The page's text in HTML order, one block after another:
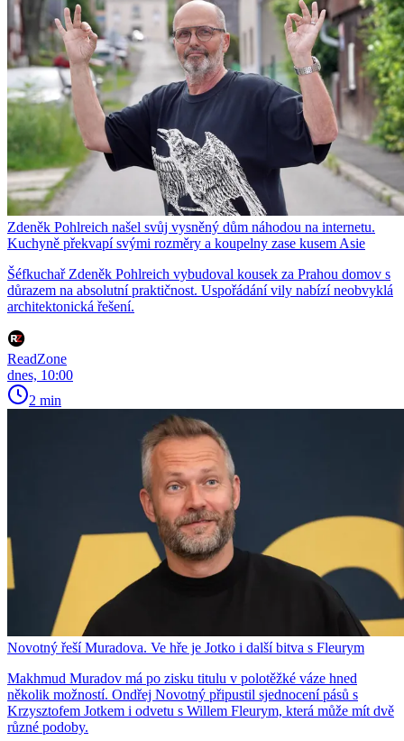
Zdeněk Pohlreich našel svůj vysněný dům náhodou na internetu.
Kuchyně překvapí svými rozměry a koupelny zase kusem Asie
Šéfkuchař Zdeněk Pohlreich vybudoval kousek za Prahou domov s
důrazem na absolutní praktičnost. Uspořádání vily nabízí neobvyklá
architektonická řešení.
ReadZone
dnes, 10:00
2 min
Novotný řeší Muradova. Ve hře je Jotko i další bitva s Fleurym
Makhmud Muradov má po zisku titulu v polotěžké váze hned
několik možností. Ondřej Novotný připustil sjednocení pásů s
Krzysztofem Jotkem i odvetu s Willem Fleurym, která může mít dvě
různé podoby.